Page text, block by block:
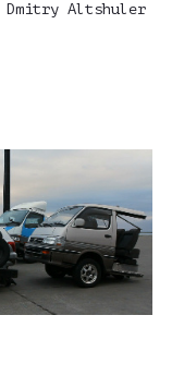
Dmitry Altshuler